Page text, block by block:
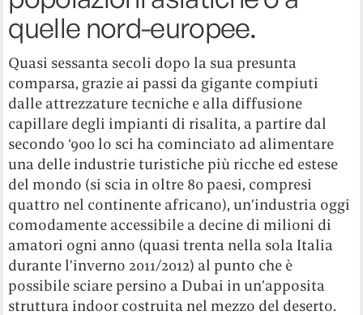
quelle nord-europee.
Quasi sessanta secoli dopo la sua presunta
comparsa, grazie ai passi da gigante compiuti
dalle attrezzature tecniche e alla diffusione
capillare degli impianti di risalita, a partire dal
secondo ‘900 lo sci ha cominciato ad alimentare
una delle industrie turistiche più ricche ed estese
del mondo (si scia in oltre 80 paesi, compresi
quattro nel continente africano), un’industria oggi
comodamente accessibile a decine di milioni di
amatori ogni anno (quasi trenta nella sola Italia
durante l’inverno 2011/2012) al punto che è
possibile sciare persino a Dubai in un’apposita
struttura indoor costruita nel mezzo del deserto.